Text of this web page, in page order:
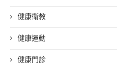
健康衛教
健康運動
健康門診